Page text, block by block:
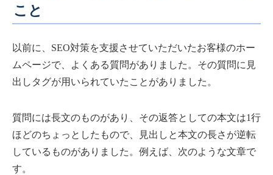
こと
以前に、SEO対策を支援させていただいたお客様のホー
ムページで、よくある質問がありました。その質問に見
出しタグが用いられていたことがありました。
質問には長文のものがあり、その返答としての本文は1行
ほどのちょっとしたもので、見出しと本文の長さが逆転
しているものがありました。例えば、次のような文章で
す。